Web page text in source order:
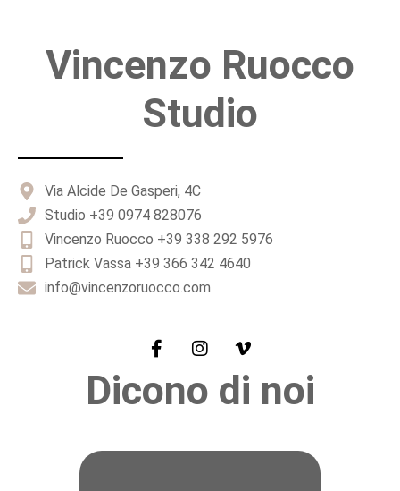
Vincenzo Ruocco
Studio
Via Alcide De Gasperi, 4C
Studio +39 0974 828076
Vincenzo Ruocco +39 338 292 5976
Patrick Vassa +39 366 342 4640
info@vincenzoruocco.com
Dicono di noi